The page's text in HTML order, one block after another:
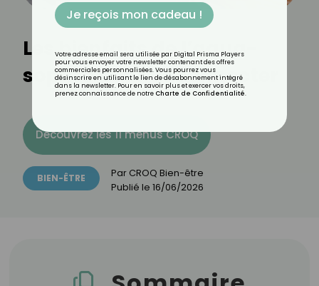
Les bienfaits de l’aqua-
sophro pour déconnecter
Découvrez les 11 menus CROQ
BIEN-ÊTRE Par CROQ Bien-être
Publié le 16/06/2026
Je reçois mon cadeau !
Votre adresse email sera utilisée par Digital Prisma Players
pour vous envoyer votre newsletter contenant des offres
commerciales personnalisées. Vous pourrez vous
désinscrire en utilisant le lien de désabonnement intégré
dans la newsletter. Pour en savoir plus et exercer vos droits,
prenez connaissance de notre Charte de Confidentialité.